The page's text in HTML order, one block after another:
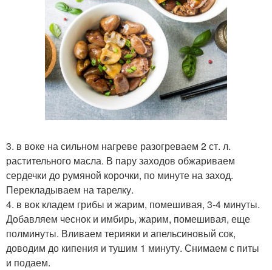
3. в воке на сильном нагреве разогреваем 2 ст. л.
растительного масла. В пару заходов обжариваем
сердечки до румяной корочки, по минуте на заход.
Перекладываем на тарелку.
4. в вок кладем грибы и жарим, помешивая, 3-4 минуты.
Добавляем чеснок и имбирь, жарим, помешивая, еще
полминуты. Вливаем терияки и апельсиновый сок,
доводим до кипения и тушим 1 минуту. Снимаем с питы
и подаем.